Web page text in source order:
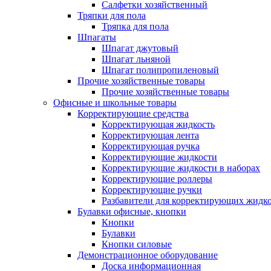
Салфетки хозяйственный
Тряпки для пола
Тряпка для пола
Шпагаты
Шпагат джутовый
Шпагат льняной
Шпагат полипропиленовый
Прочие хозяйственные товары
Прочие хозяйственные товары
Офисные и школьные товары
Корректирующие средства
Корректирующая жидкость
Корректирующая лента
Корректирующая ручка
Корректирующие жидкости
Корректирующие жидкости в наборах
Корректирующие роллеры
Корректирующие ручки
Разбавители для корректирующих
Булавки офисные, кнопки
Кнопки
Булавки
Кнопки силовые
Демонстрационное оборудование
Доска информационная